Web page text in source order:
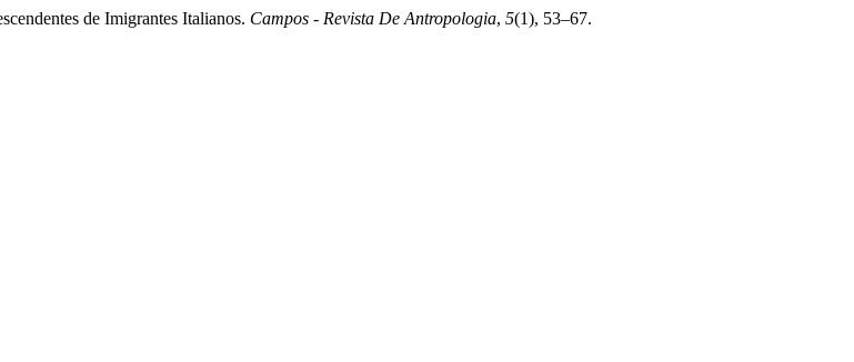
de Imigrantes Italianos. Campos - Revista De Antropologia, 5(1), 53–67.